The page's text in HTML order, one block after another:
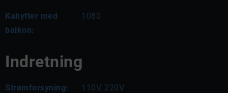
Kahytter med
balkon:
1080
Indretning
Strømforsyning: 110V, 220V